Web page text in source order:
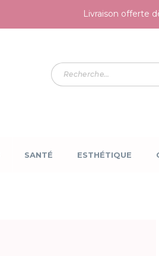
Livraison offerte
SANTÉ ESTHÉTIQUE